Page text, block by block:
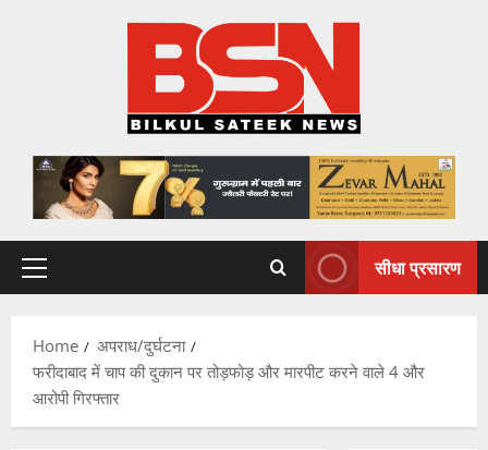
Primary
सीधा प्रसारण
Home
अपराध/दुर्घटना
फरीदाबाद में चाप की दुकान पर तोड़फोड़ और मारपीट करने वाले 4 और
आरोपी गिरफ्तार